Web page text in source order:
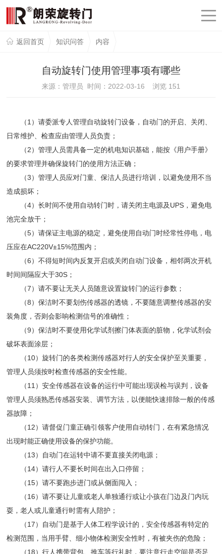
返回首页 知识问答 内容
自动旋转门使用管理事项有哪些
来源：管理员 时间：2022-03-16 浏览 151
（1）请委派专人管理自动旋转门设备，自动门的开启、关闭、
日常维护、检查应由管理人员负责；
（2）管理人员需具备一定的机电知识基础，能按《用户手册》
的要求管理并确保旋转门的使用方法正确；
（3）管理人员应对门童、保洁人员进行培训，以避免使用不当
造成损坏；
（4）长时间不使用自动转门时，请关闭主电源及UPS，避免电
池完全放干；
（5）请保证主电源的稳定，避免使用自动门时经常性停电，电
压应在AC220V±15%范围内；
（6）不得短时间内反复开启或关闭自动门设备，相邻两次开机
时间间隔应大于30S；
（7）请不要让无关人员随意设置旋转门的运行参数；
（8）保洁时不要划伤传感器的透镜，不要随意调整传感器的安
装角度，否则会影响检测信号的准确性；
（9）保洁时不要使用化学试剂擦门体表面的脏物，化学试剂会
破坏表面涂层；
（10）旋转门的各类检测传感器对行人的安全保护至关重要，
管理人员须按时检查传感器的安全性能。
（11）安全传感器在设备的运行中可能出现误检与误判，设备
管理人员须熟悉传感器安装、调节方法，以便能快速排除一般的传感
器故障；
（12）请督促门童正确引领客户使用自动转门，在有紧急情况
出现时能正确使用设备的保护功能。
（13）自动门在运转中请不要直接关闭电源；
（14）请行人不要长时间在出入口停留；
（15）请不要跑步进门或从侧面闯入；
（16）请不要让儿童或老人单独通行或让小孩在门边及门内玩
耍，老人或儿童通行时需有人陪护；
（17）自动门是基于人体工程学设计的，安全传感器有特定的
检测范围，当用手臂、细小物体检测安全性时，有被夹伤的危险；
（18）行人携带背包、推车等行礼时，要注意行走空间是否足